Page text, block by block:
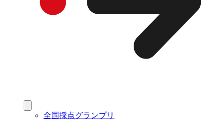
全国採点グランプリ